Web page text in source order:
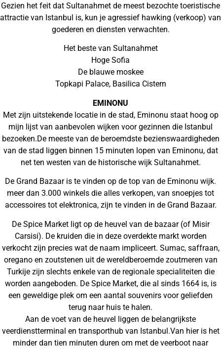
Gezien het feit dat Sultanahmet de meest bezochte toeristische
attractie van Istanbul is, kun je agressief hawking (verkoop) van
goederen en diensten verwachten.
Het beste van Sultanahmet
Hoge Sofia
De blauwe moskee
Topkapi Palace, Basilica Cistern
EMINONU
Met zijn uitstekende locatie in de stad, Eminonu staat hoog op
mijn lijst van aanbevolen wijken voor gezinnen die Istanbul
bezoeken.De meeste van de beroemdste bezienswaardigheden
van de stad liggen binnen 15 minuten lopen van Eminonu, dat
net ten westen van de historische wijk Sultanahmet.
De Grand Bazaar is te vinden op de top van de Eminonu wijk.
meer dan 3.000 winkels die alles verkopen, van snoepjes tot
accessoires tot elektronica, zijn te vinden in de Grand Bazaar.
De Spice Market ligt op de heuvel van de bazaar (of Misir
Carsisi). De kruiden die in deze overdekte markt worden
verkocht zijn precies wat de naam impliceert. Sumac, saffraan,
oregano en zoutstenen uit de wereldberoemde zoutmeren van
Turkije zijn slechts enkele van de regionale specialiteiten die
worden aangeboden. De Spice Market, die al sinds 1664 is, is
een geweldige plek om een aantal souvenirs voor geliefden
terug naar huis te halen.
Aan de voet van de heuvel liggen de belangrijkste
veerdienstterminal en transporthub van Istanbul.Van hier is het
minder dan tien minuten duren om met de veerboot naar